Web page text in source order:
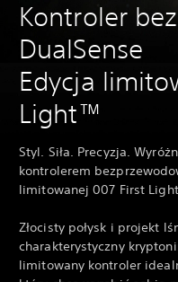
Kontroler
DualSense
Edycja
Light™
Styl. Siła. Precyzja.
kontrolerem
limitowanej 007 First
Złocisty połysk i projekt
charakterystyczny
limitowany kontroler